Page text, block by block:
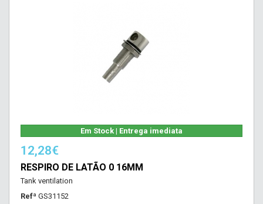
Em Stock | Entrega imediata
12,28€
RESPIRO DE LATÃO 0 16MM
Tank ventilation
Refª GS31152